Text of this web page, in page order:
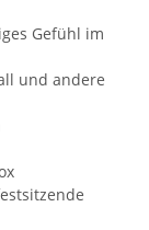
Gefühl im
und andere